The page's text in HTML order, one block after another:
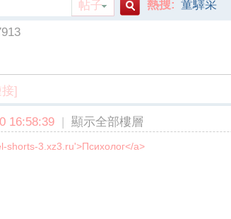
帖子
熱搜: 童驛采
]
16:58:39 | 顯示全部樓層
shorts-3.xz3.ru'>Психолог</a>